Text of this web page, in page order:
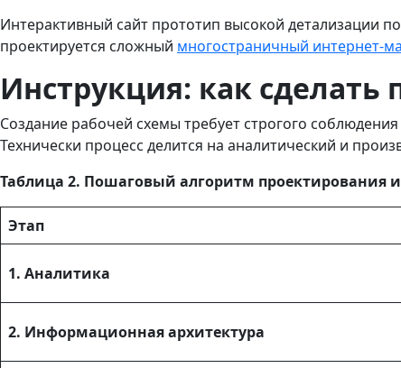
Интерактивный сайт прототип высокой детализации
проектируется сложный многостраничный интернет-
Инструкция: как сделать
Создание рабочей схемы требует строгого
Технически процесс делится на аналитический и
Таблица 2. Пошаговый алгоритм проектирования
Этап
1. Аналитика
2. Информационная архитектура